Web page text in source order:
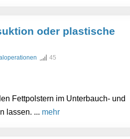
oder plastische
45
Fettpolstern im Unterbauch- und
lassen. ... mehr